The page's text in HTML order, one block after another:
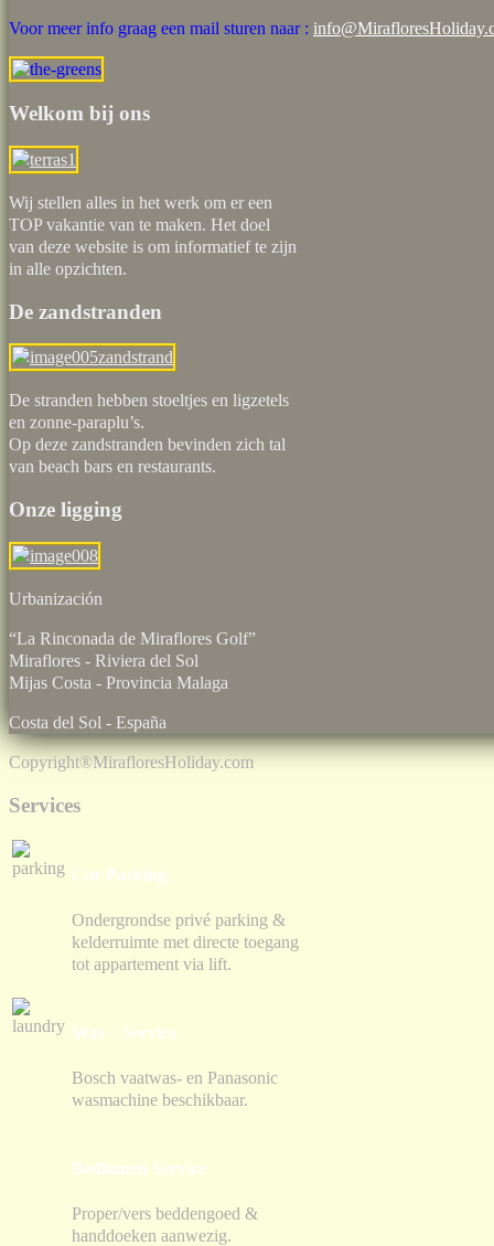
Voor meer info graag een mail sturen naar :
Welkom bij ons
Wij stellen alles in het werk om er een
TOP vakantie van te maken. Het doel
van deze website is om informatief te zijn
in alle opzichten.
De zandstranden
De stranden hebben stoeltjes en ligzetels
en zonne-paraplu’s.
Op deze zandstranden bevinden zich tal
van beach bars en restaurants.
Onze ligging
“La Rinconada de Miraflores Golf”
Miraflores - Riviera del Sol
Mijas Costa - Provincia Malaga
Costa del Sol - España
Copyright®MirafloresHoliday.com
Services
Car Parking
Ondergrondse privé parking &
kelderruimte met directe toegang
tot appartement via lift.
Was - Service
Bosch vaatwas- en Panasonic
wasmachine beschikbaar.
Bedlinnen Service
Proper/vers beddengoed &
handdoeken aanwezig.